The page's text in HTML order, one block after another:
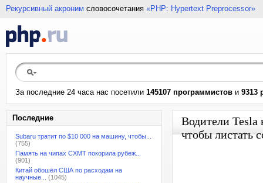
Рекурсивный акроним словосочетания «PHP: Hypertext Preprocessor»
За последние 24 часа нас посетили 145107 программистов и 9313
Последние
Subaru тратит по $10 000 на машину, чтобы...
(755)
Память на чипах CXMT покорила рубеж...
(901)
Китай обошёл США по расходам на
научные...
(1045)
Водители Tesla
чтобы листать